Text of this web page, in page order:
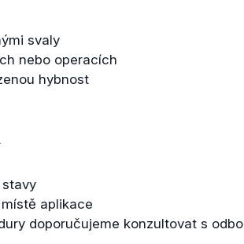
svaly
nebo operacích
hybnost
aplikace
doporučujeme konzultovat s